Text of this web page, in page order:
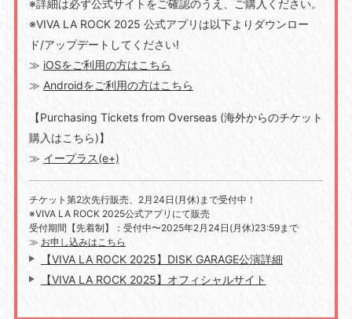
※詳細は必ず公式サイトをご確認のうえ、ご購⼊ください。
※VIVA LA ROCK 2025 公式アプリは以下よりダウンロー
ド/アップデートしてください!
≫ iOSをご利⽤の⽅はこちら
≫ Androidをご利⽤の⽅はこちら
【Purchasing Tickets from Overseas (海外からのチケット
購⼊はこちら)】
≫ イープラス(e+)
チケット第2次先⾏販売、2⽉24⽇(⽉休)まで受付中！
※VIVA LA ROCK 2025公式アプリにて販売
受付期間【先着制】：受付中〜2025年2⽉24⽇(⽉休)23:59まで
≫ お申し込みはこちら
【VIVA LA ROCK 2025】DISK GARAGE公演詳細
【VIVA LA ROCK 2025】オフィシャルサイト